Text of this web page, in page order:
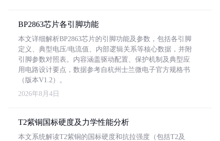
BP2863芯片各引脚功能
本文详细解析BP2863芯片的引脚功能及参数，包括各引脚
定义、典型电压/电流值、内部逻辑关系等核心数据，并附
引脚参数对照表。内容涵盖驱动配置、保护机制及典型应
用电路设计要点，数据参考自杭州士兰微电子官方规格书
（版本V1.2）。
2026年8月4日
T2紫铜国标硬度及力学性能分析
本文系统解读T2紫铜的国标硬度和抗拉强度（包括T2及